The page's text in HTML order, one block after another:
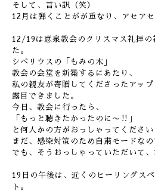
そして、言い訳（笑）
12月は弾くことがが重なり、アセア
12/19は恵泉教会のクリスマス礼拝の
た。
シベリウスの「もみの木」
教会の会堂を新築するにあたり、
私の親友が寄贈してくださったアッ
露目できました。
今日、教会に行ったら、
「もっと聴きたかったのに〜‼︎」
と何人かの方がおっしゃってください
まだ、感染対策のため自粛モードな
でも、そうおっしゃっていただいて
19日の午後は、近くのヒーリングス
ト。